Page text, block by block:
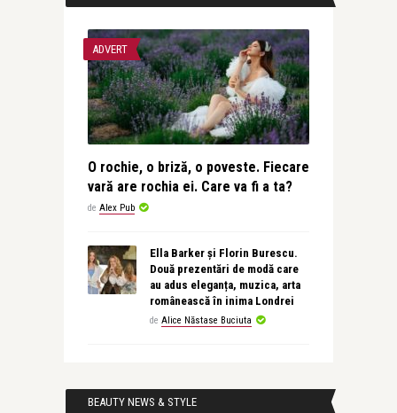
ADVERT
O rochie, o briză, o poveste. Fiecare
vară are rochia ei. Care va fi a ta?
de Alex Pub
Ella Barker și Florin Burescu.
Două prezentări de modă care
au adus eleganța, muzica, arta
românească în inima Londrei
de Alice Năstase Buciuta
BEAUTY NEWS & STYLE